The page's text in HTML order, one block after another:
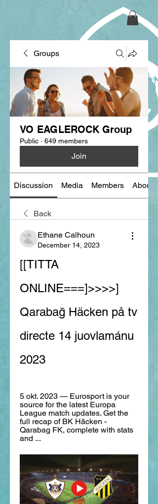
Groups
VO EAGLEROCK Group
Public · 649 members
Join
Discussion Media Members About
Back
Ethane Calhoun
December 14, 2023
[[TITTA
ONLINE===]>>>>]
Qarabağ Häcken på tv
directe 14 juovlamánu
2023
5 okt. 2023 — Eurosport is your
source for the latest Europa
League match updates. Get the
full recap of BK Häcken -
Qarabag FK, complete with stats
and ...